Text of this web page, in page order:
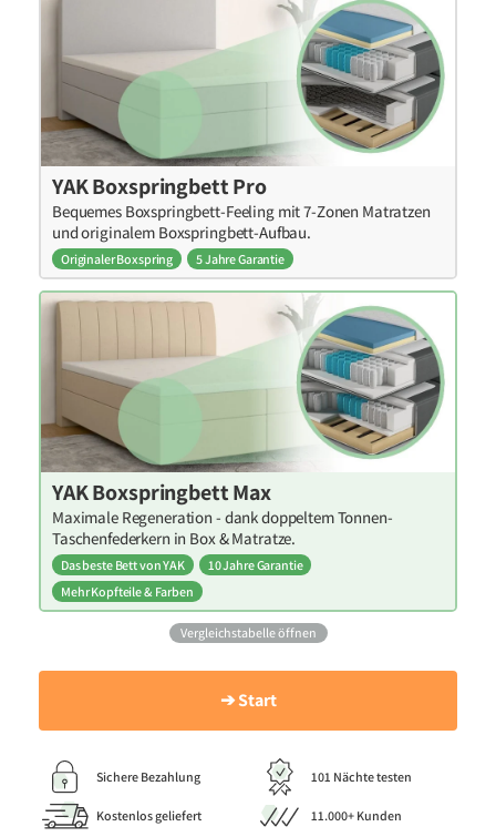
YAK Boxspringbett Pro
Bequemes Boxspringbett-Feeling mit 7-Zonen Matratzen
und originalem Boxspringbett-Aufbau.
Originaler Boxspring 5 Jahre Garantie
YAK Boxspringbett Max
Maximale Regeneration - dank doppeltem Tonnen-
Taschenfederkern in Box & Matratze.
Das beste Bett von YAK
10 Jahre Garantie
Mehr Kopfteile & Farben
Vergleichstabelle öffnen
➔ Start
Sichere Bezahlung 101 Nächte testen
Kostenlos geliefert 11.000+ Kunden